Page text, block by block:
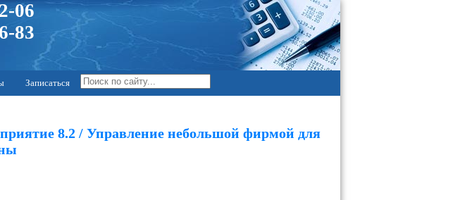
06
83
Записаться
8.2 / Управление небольшой фирмой для